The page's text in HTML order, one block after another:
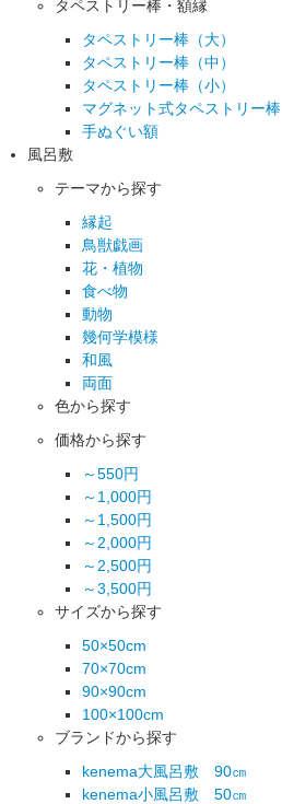
タペストリー棒・額縁
タペストリー棒（大）
タペストリー棒（中）
タペストリー棒（小）
マグネット式タペストリー棒
手ぬぐい額
風呂敷
テーマから探す
縁起
鳥獣戯画
花・植物
食べ物
動物
幾何学模様
和風
両面
色から探す
価格から探す
～550円
～1,000円
～1,500円
～2,000円
～2,500円
～3,500円
サイズから探す
50×50cm
70×70cm
90×90cm
100×100cm
ブランドから探す
kenema大風呂敷 90㎝
kenema小風呂敷 50㎝